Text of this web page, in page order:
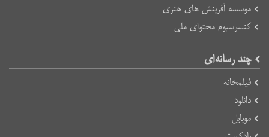
موسسه آفرینش های هنری
کنسرسیوم محتوای ملی
چند رسانه‌ای
فیلمخانه
دانلود
موبایل